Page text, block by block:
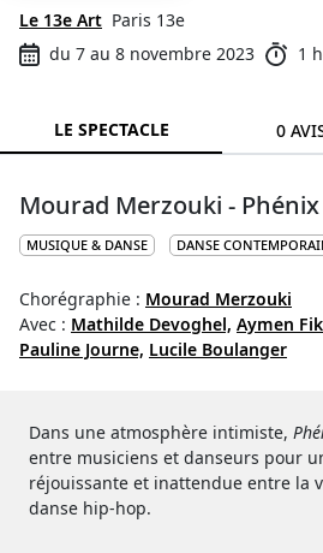
Le 13e Art Paris 13e
du 7 au 8 novembre 2023
1
LE SPECTACLE 0
Mourad Merzouki - Phénix
MUSIQUE & DANSE DANSE
Chorégraphie : Mourad Merzouki
Avec : Mathilde Devoghel, Aymen
Pauline Journe, Lucile Boulanger
Dans une atmosphère intimiste,
entre musiciens et danseurs pour
réjouissante et inattendue entre la
danse hip-hop.